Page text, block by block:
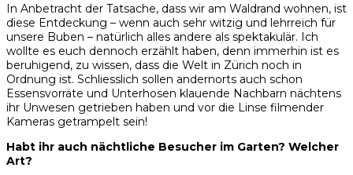
In Anbetracht der Tatsache, dass wir am Waldrand wohnen, ist
diese Entdeckung – wenn auch sehr witzig und lehrreich für
unsere Buben – natürlich alles andere als spektakulär. Ich
wollte es euch dennoch erzählt haben, denn immerhin ist es
beruhigend, zu wissen, dass die Welt in Zürich noch in
Ordnung ist. Schliesslich sollen andernorts auch schon
Essensvorräte und Unterhosen klauende Nachbarn nächtens
ihr Unwesen getrieben haben und vor die Linse filmender
Kameras getrampelt sein!
Habt ihr auch nächtliche Besucher im Garten? Welcher
Art?